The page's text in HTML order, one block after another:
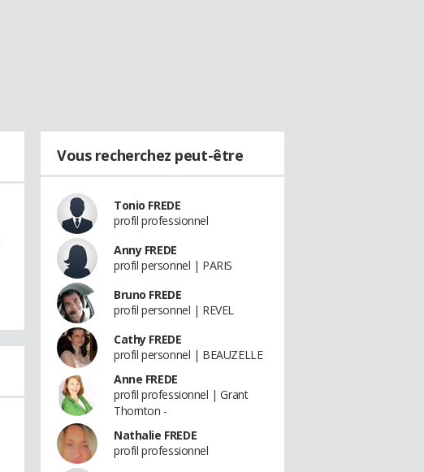
Vous recherchez peut-être
Tonio FREDE
profil professionnel
Anny FREDE
profil personnel | PARIS
Bruno FREDE
profil personnel | REVEL
Cathy FREDE
profil personnel | BEAUZELLE
Anne FREDE
profil professionnel | Grant
Thornton -
Nathalie FREDE
profil professionnel